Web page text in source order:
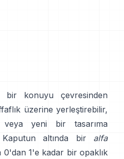
bir konuyu çevresinden
üzerine yerleştirebilir,
veya yeni bir tasarıma
altında bir
alfa
0'dan 1'e kadar bir opaklık